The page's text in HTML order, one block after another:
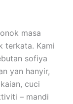
masa
terkata. Kami
sofiya
yan hanyir,
cuci
– mandi